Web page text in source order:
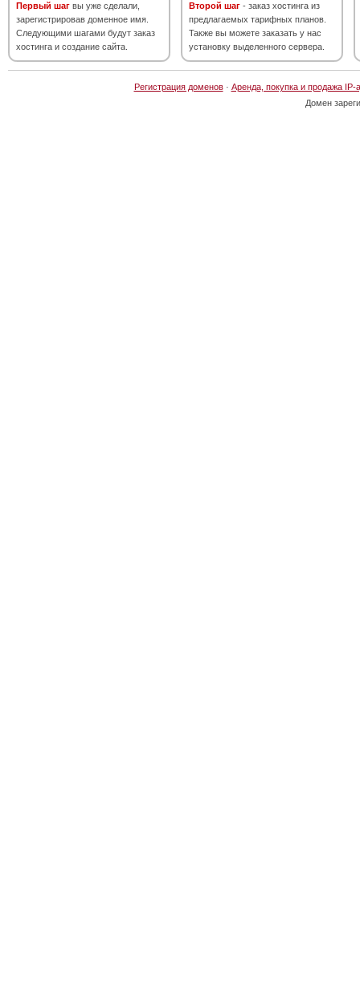
Первый шаг вы уже сделали,
зарегистрировав доменное имя.
Следующими шагами будут заказ
хостинга и создание сайта.
Второй шаг - заказ хостинга из
предлагаемых тарифных планов.
Также вы можете заказать у нас
установку выделенного сервера.
Регистрация доменов· Аренда, покупка и продажа IP-
Домен